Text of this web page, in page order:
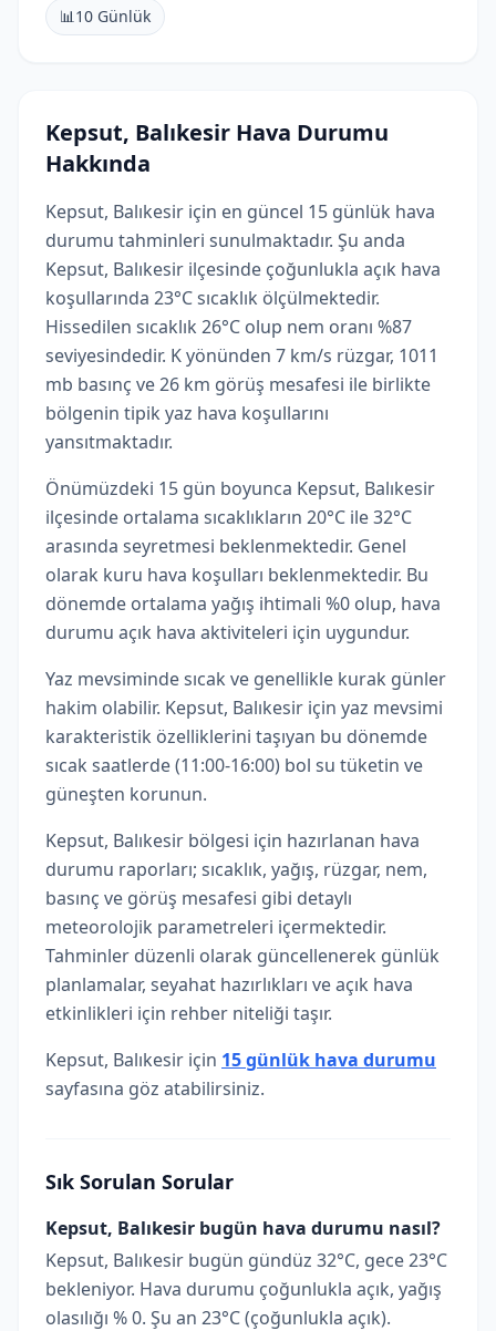
📊10 Günlük
Kepsut, Balıkesir Hava Durumu
Hakkında
Kepsut, Balıkesir için en güncel 15 günlük hava
durumu tahminleri sunulmaktadır. Şu anda
Kepsut, Balıkesir ilçesinde çoğunlukla açık hava
koşullarında 23°C sıcaklık ölçülmektedir.
Hissedilen sıcaklık 26°C olup nem oranı %87
seviyesindedir. K yönünden 7 km/s rüzgar, 1011
mb basınç ve 26 km görüş mesafesi ile birlikte
bölgenin tipik yaz hava koşullarını
yansıtmaktadır.
Önümüzdeki 15 gün boyunca Kepsut, Balıkesir
ilçesinde ortalama sıcaklıkların 20°C ile 32°C
arasında seyretmesi beklenmektedir. Genel
olarak kuru hava koşulları beklenmektedir. Bu
dönemde ortalama yağış ihtimali %0 olup, hava
durumu açık hava aktiviteleri için uygundur.
Yaz mevsiminde sıcak ve genellikle kurak günler
hakim olabilir. Kepsut, Balıkesir için yaz mevsimi
karakteristik özelliklerini taşıyan bu dönemde
sıcak saatlerde (11:00-16:00) bol su tüketin ve
güneşten korunun.
Kepsut, Balıkesir bölgesi için hazırlanan hava
durumu raporları; sıcaklık, yağış, rüzgar, nem,
basınç ve görüş mesafesi gibi detaylı
meteorolojik parametreleri içermektedir.
Tahminler düzenli olarak güncellenerek günlük
planlamalar, seyahat hazırlıkları ve açık hava
etkinlikleri için rehber niteliği taşır.
Kepsut, Balıkesir için 15 günlük hava durumu
sayfasına göz atabilirsiniz.
Sık Sorulan Sorular
Kepsut, Balıkesir bugün hava durumu nasıl?
Kepsut, Balıkesir bugün gündüz 32°C, gece 23°C
bekleniyor. Hava durumu çoğunlukla açık, yağış
olasılığı % 0. Şu an 23°C (çoğunlukla açık).